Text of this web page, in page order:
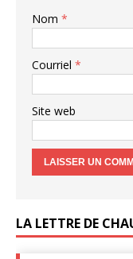
Nom *
Courriel *
Site web
LA LETTRE DE